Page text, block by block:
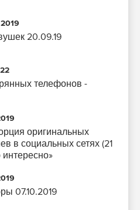
20.09.19
телефонов -
оригинальных
в социальных сетях (21
07.10.2019